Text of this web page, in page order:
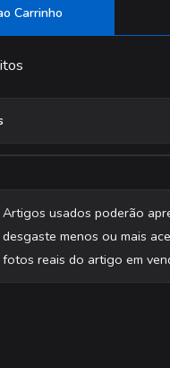
Carrinho
Artigos usados poderão
desgaste menos ou mais
fotos reais do artigo em